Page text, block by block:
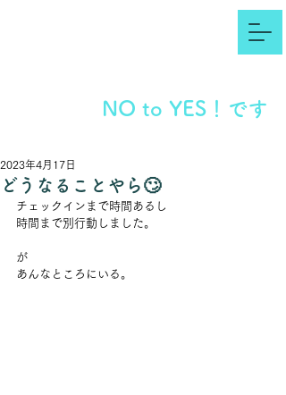
NO to YES！です
どうなることやら🙄
2023年4月17日
チェックインまで時間あるし
時間まで別行動しました。
が
あんなところにいる。